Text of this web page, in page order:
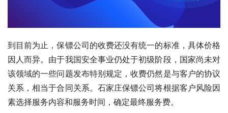
到目前为止，保镖公司的收费还没有统一的标准，具体价格
因人而异。由于我国安全事业仍处于初级阶段，国家尚未对
该领域的一些问题发布特别规定，收费仍然是与客户的协议
关系，相当于合同关系。石家庄保镖公司将根据客户风险因
素选择服务内容和服务时间，确定最终服务费。